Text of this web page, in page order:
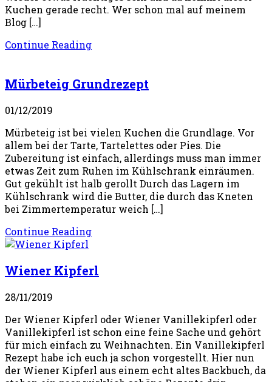
Kuchen gerade recht. Wer schon mal auf meinem
Blog […]
Continue Reading
Mürbeteig Grundrezept
01/12/2019
Mürbeteig ist bei vielen Kuchen die Grundlage. Vor
allem bei der Tarte, Tartelettes oder Pies. Die
Zubereitung ist einfach, allerdings muss man immer
etwas Zeit zum Ruhen im Kühlschrank einräumen.
Gut gekühlt ist halb gerollt Durch das Lagern im
Kühlschrank wird die Butter, die durch das Kneten
bei Zimmertemperatur weich […]
Continue Reading
Wiener Kipferl
28/11/2019
Der Wiener Kipferl oder Wiener Vanillekipferl oder
Vanillekipferl ist schon eine feine Sache und gehört
für mich einfach zu Weihnachten. Ein Vanillekipferl
Rezept habe ich euch ja schon vorgestellt. Hier nun
der Wiener Kipferl aus einem echt altes Backbuch, da